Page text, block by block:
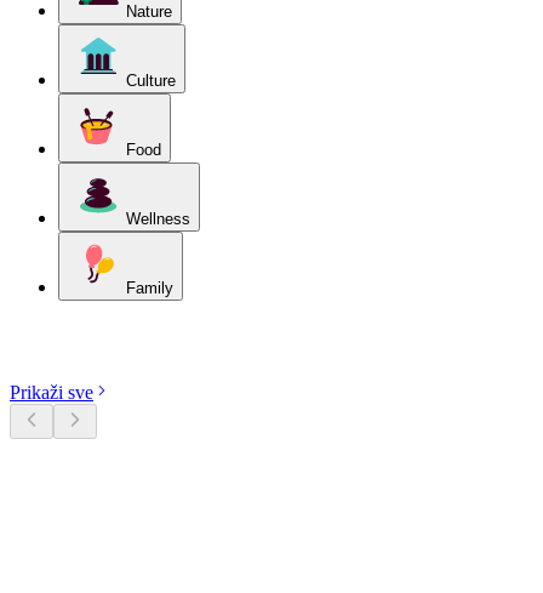
Nature
Culture
Food
Wellness
Family
Prikaži sve